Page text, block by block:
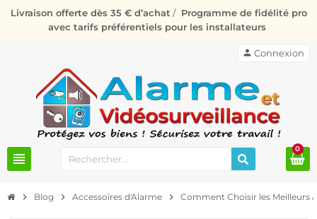
Livraison offerte dès 35 € d’achat / Programme de fidélité pro
avec tarifs préférentiels pour les installateurs
view_headline
person Connexion
0
chevron_right Blog chevron_right Accessoires d'Alarme chevron_right Comment Choisir les Meilleurs